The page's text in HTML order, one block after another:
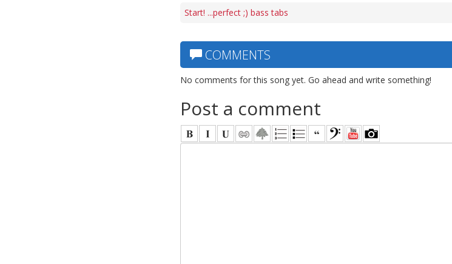
Start! ...perfect ;) bass tabs
COMMENTS
No comments for this song yet. Go ahead and write something!
Post a comment